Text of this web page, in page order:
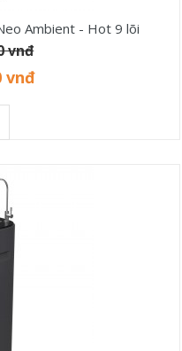
Ambient - Hot 9 lõi
vnđ
vnđ